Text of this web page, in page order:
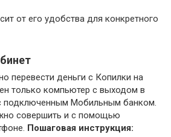
от его удобства для конкретного
перевести деньги с Копилки на
только компьютер с выходом в
подключенным Мобильным банком.
совершить и с помощью
Пошаговая инструкция: